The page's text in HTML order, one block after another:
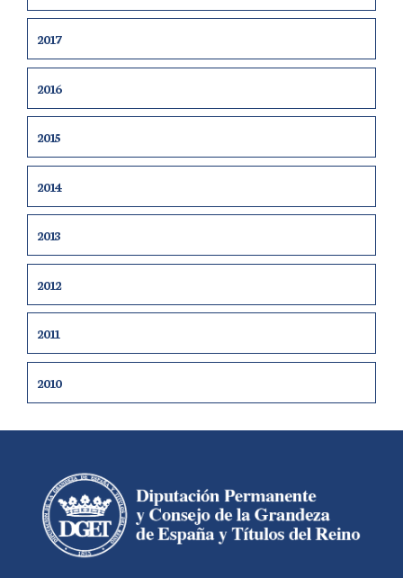
2017
2016
2015
2014
2013
2012
2011
2010